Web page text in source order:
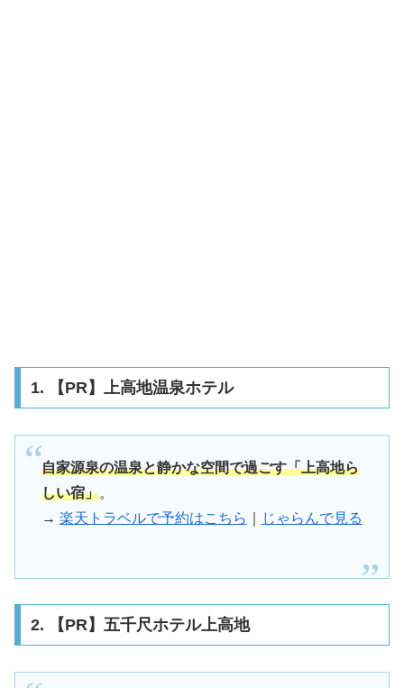
1. 【PR】上高地温泉ホテル
自家源泉の温泉と静かな空間で過ごす「上高地ら
しい宿」。
→ 楽天トラベルで予約はこちら じゃらんで見る
2. 【PR】五千尺ホテル上高地